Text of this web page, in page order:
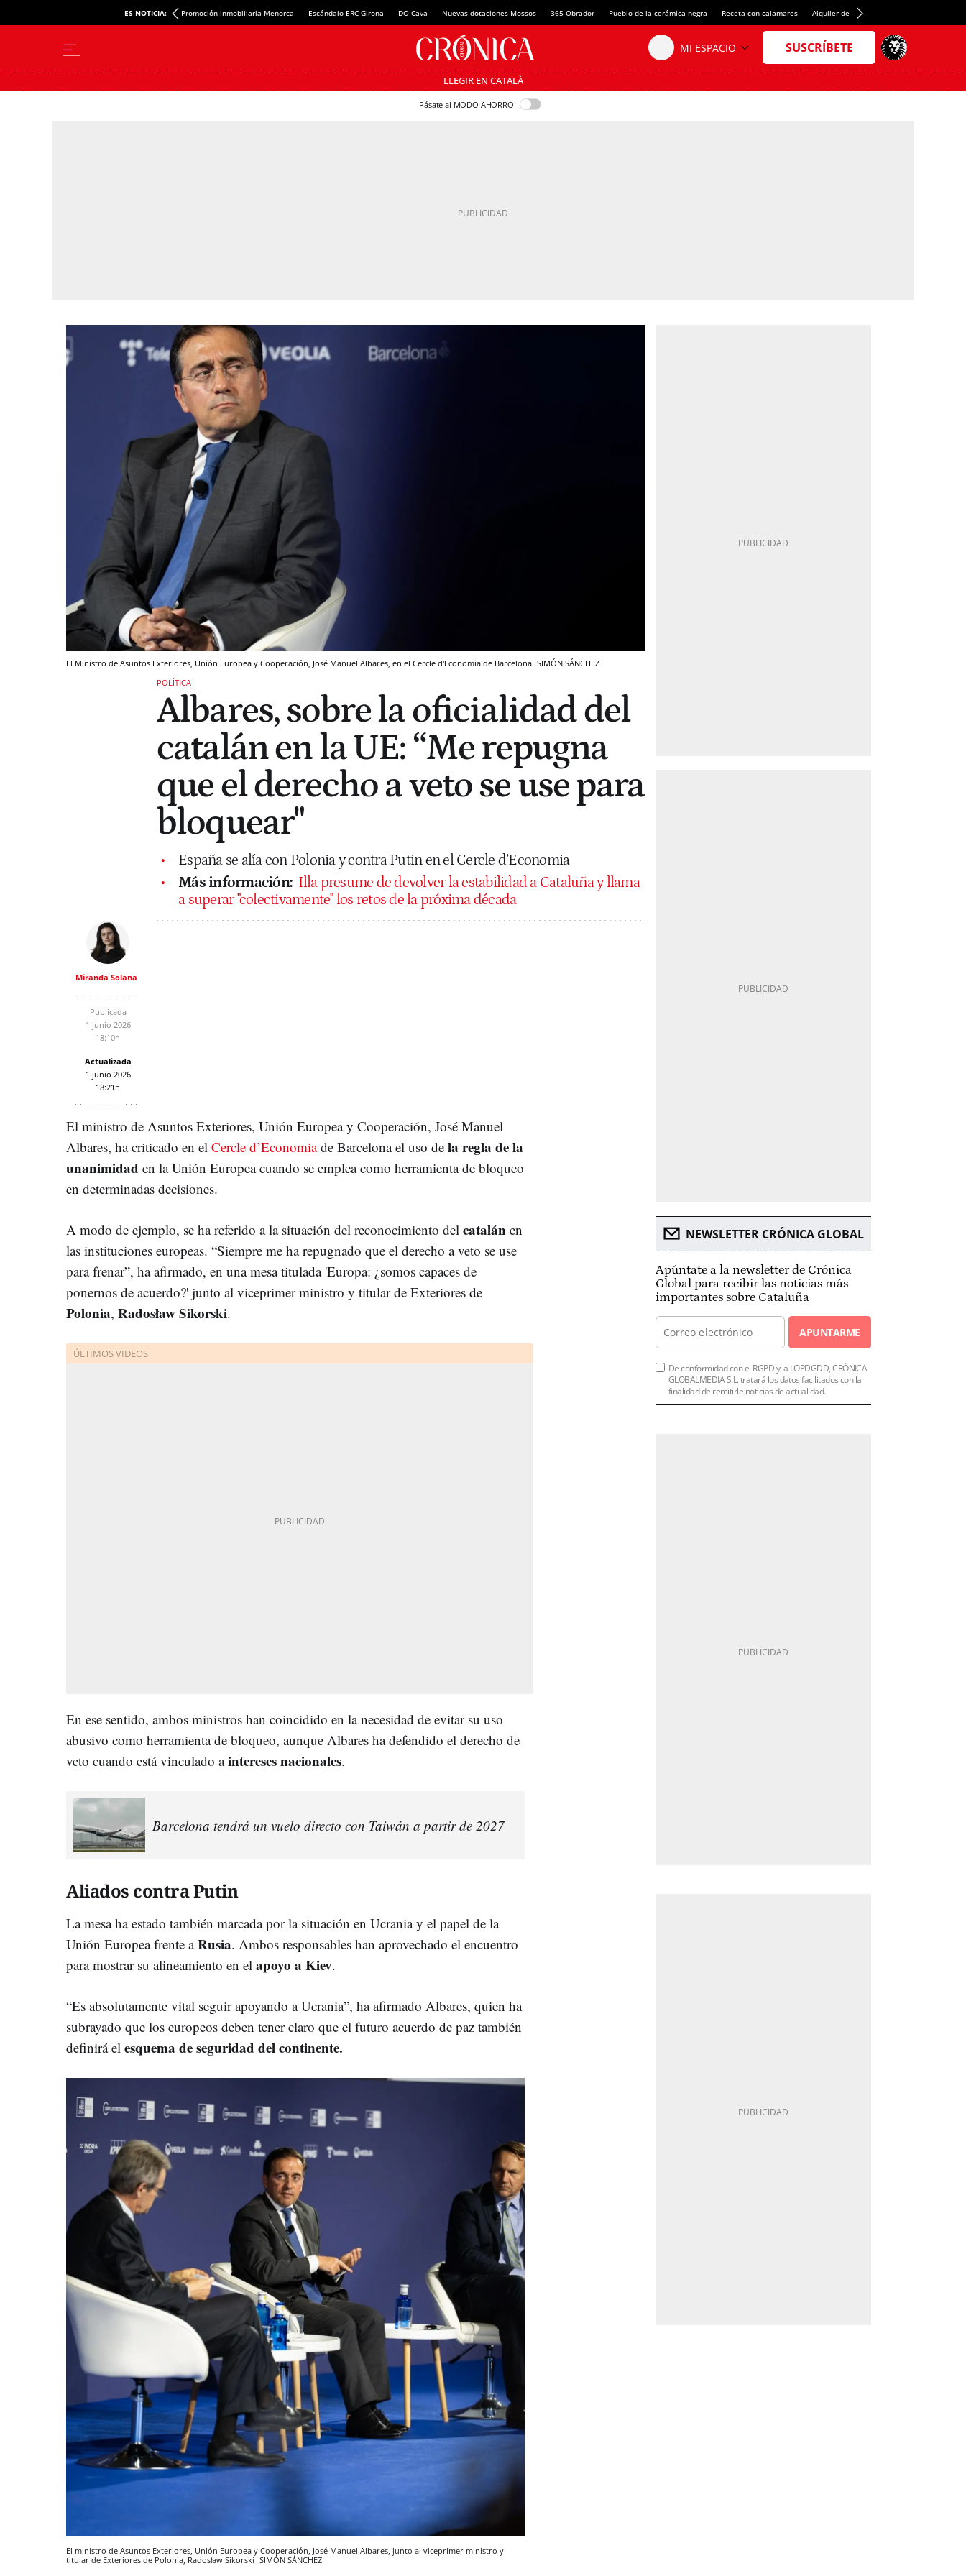
ES NOTICIA: Promoción inmobiliaria Menorca Escándalo ERC Girona DO Cava Nuevas dotaciones Mossos 365 Obrador Pueblo de la cerámica negra Receta con calamares Alquiler de habitaciones en España
LLEGIR EN CATALÀ
Pásate al MODO AHORRO
El Ministro de Asuntos Exteriores, Unión Europea y Cooperación, José Manuel Albares, en el Cercle d'Economia de Barcelona SIMÓN SÁNCHEZ
POLÍTICA
Albares, sobre la oficialidad del
catalán en la UE: “Me repugna
que el derecho a veto se use para
bloquear"
España se alía con Polonia y contra Putin en el Cercle d’Economia
Más información: Illa presume de devolver la estabilidad a Cataluña y llama
a superar "colectivamente" los retos de la próxima década
Miranda Solana
Publicada
1 junio 2026
18:10h
Actualizada
1 junio 2026
18:21h
El ministro de Asuntos Exteriores, Unión Europea y Cooperación, José Manuel
Albares, ha criticado en el Cercle d’Economiade Barcelona el uso de la regla de la
unanimidad en la Unión Europea cuando se emplea como herramienta de bloqueo
en determinadas decisiones.
A modo de ejemplo, se ha referido a la situación del reconocimiento del catalán en
las instituciones europeas. “Siempre me ha repugnado que el derecho a veto se use
para frenar”, ha afirmado, en una mesa titulada 'Europa: ¿somos capaces de
ponernos de acuerdo?' junto al viceprimer ministro y titular de Exteriores de
Polonia, Radosław Sikorski.
En ese sentido, ambos ministros han coincidido en la necesidad de evitar su uso
abusivo como herramienta de bloqueo, aunque Albares ha defendido el derecho de
veto cuando está vinculado aintereses nacionales.
Barcelona tendrá un vuelo directo con Taiwán a partir de 2027
Aliados contra Putin
La mesa ha estado también marcada por la situación en Ucrania y el papel de la
Unión Europea frente aRusia. Ambos responsables han aprovechado el encuentro
para mostrar su alineamiento en el apoyo a Kiev.
“Es absolutamente vital seguir apoyando a Ucrania”, ha afirmado Albares, quien ha
subrayado que los europeos deben tener claro que el futuro acuerdo de paz también
definirá el esquema de seguridad del continente.
El ministro de Asuntos Exteriores, Unión Europea y Cooperación, José Manuel Albares, junto al viceprimer ministro y
titular de Exteriores de Polonia, Radosław Sikorski SIMÓN SÁNCHEZ
NEWSLETTER CRÓNICA GLOBAL
Apúntate a la newsletter de Crónica
Global para recibir las noticias más
importantes sobre Cataluña
APUNTARME
De conformidad con el RGPD y la LOPDGDD, CRÓNICA
GLOBALMEDIA S.L. tratará los datos facilitados con la
finalidad de remitirle noticias de actualidad.